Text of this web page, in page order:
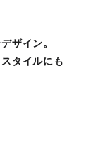
ザイン。
タイルにも